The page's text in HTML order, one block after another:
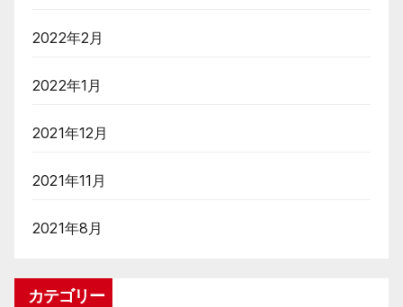
2022年2月
2022年1月
2021年12月
2021年11月
2021年8月
カテゴリー